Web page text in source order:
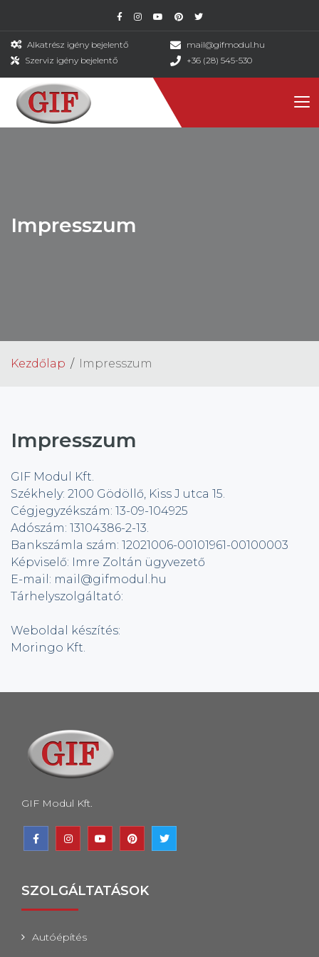
Alkatrész igény bejelentő
Szerviz igény bejelentő
mail@gifmodul.hu
+36 (28) 545-530
Impresszum
Kezdőlap Impresszum
Impresszum
GIF Modul Kft.
Székhely: 2100 Gödöllő, Kiss J utca 15.
Cégjegyzékszám: 13-09-104925
Adószám: 13104386-2-13.
Bankszámla szám: 12021006-00101961-00100003
Képviselő: Imre Zoltán ügyvezető
E-mail: mail@gifmodul.hu
Tárhelyszolgáltató:
Weboldal készítés:
Moringo Kft.
GIF Modul Kft.
SZOLGÁLTATÁSOK
Autóépítés